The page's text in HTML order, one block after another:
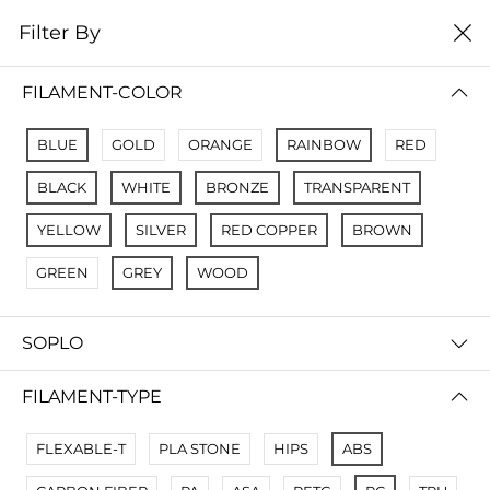
0
No Results
Not Found Filters1
Not Found Filters2
Filter By
FILAMENT-COLOR
BLUE GOLD ORANGE RAINBOW RED
BLACK WHITE BRONZE TRANSPARENT
YELLOW SILVER RED COPPER BROWN
GREEN GREY WOOD
SOPLO
FILAMENT-TYPE
FLEXABLE-T PLA STONE HIPS ABS